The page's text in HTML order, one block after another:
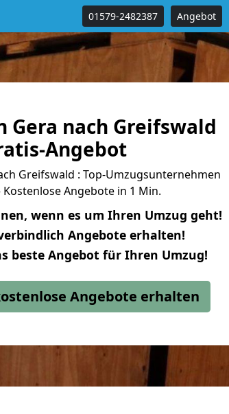
01579-2482387 Angebot
Gera nach Greifswald
Angebot
Greifswald : Top-Umzugsunternehmen
Angebote in 1 Min.
wenn es um Ihren Umzug geht!
Angebote erhalten!
beste Angebot für Ihren Umzug!
Angebote erhalten